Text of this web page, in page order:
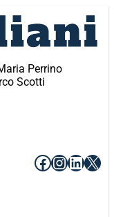
Perrino
Scotti
Facebook
X